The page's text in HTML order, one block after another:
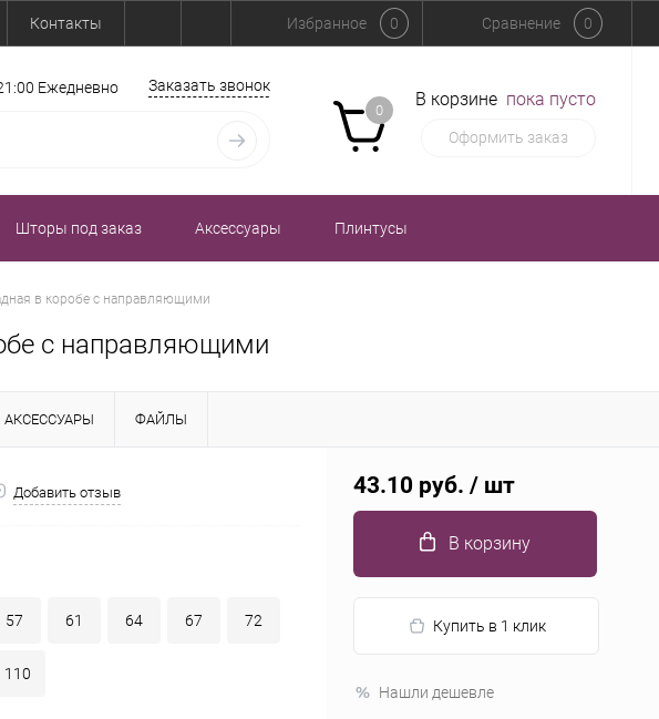
Контакты Избранное 0 Сравнение 0
Ежедневно Заказать звонок
0
В корзине пока пусто
Оформить заказ
Шторы под заказ Аксессуары Плинтусы
в коробе с направляющими
с направляющими
АКСЕССУАРЫ ФАЙЛЫ
Добавить отзыв
57 61 64 67 72
110
43.10 руб. / шт
В корзину
Купить в 1 клик
Нашли дешевле